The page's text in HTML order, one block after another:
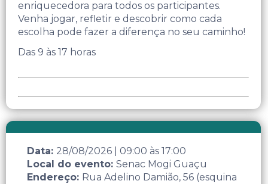
enriquecedora para todos os participantes.
Venha jogar, refletir e descobrir como cada
escolha pode fazer a diferença no seu caminho!
Das 9 às 17 horas
Data: 28/08/2026 09:00 às 17:00
Local do evento: Senac Mogi Guaçu
Endereço: Rua Adelino Damião, 56 (esquina